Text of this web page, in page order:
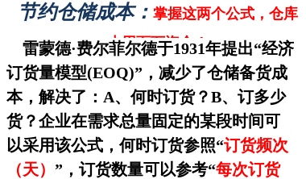
生产绩
仓储绩
文化
降本增
雷蒙德·费尔菲尔德于1931年提出“经济
订货量模型(EOQ)”， 减少了仓储备货成
本，解决了：A、何时订货？B、订多少
货？企业在需求总量固定的某段时间可
以采用该公式，何时订货参照“订货频次
（天） ”，订货数量可以参考“每次订货
节约仓储成本： 掌握这两个公式，仓库
少用百万资金！